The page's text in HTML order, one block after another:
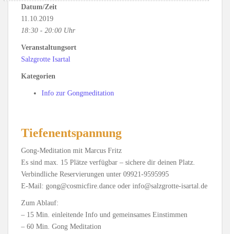
Datum/Zeit
11.10.2019
18:30 - 20:00 Uhr
Veranstaltungsort
Salzgrotte Isartal
Kategorien
Info zur Gongmeditation
Tiefenentspannung
Gong-Meditation mit Marcus Fritz
Es sind max. 15 Plätze verfügbar – sichere dir deinen Platz.
Verbindliche Reservierungen unter 09921-9595995
E-Mail: gong@cosmicfire.dance oder info@salzgrotte-isartal.de
Zum Ablauf:
– 15 Min. einleitende Info und gemeinsames Einstimmen
– 60 Min. Gong Meditation